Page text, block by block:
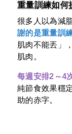
重量訓練如何
很多人以為減
謝的是重量訓練
肌肉不能丟」
肌肉。
每週安排2～4
純節食效果穩
助的赤字。